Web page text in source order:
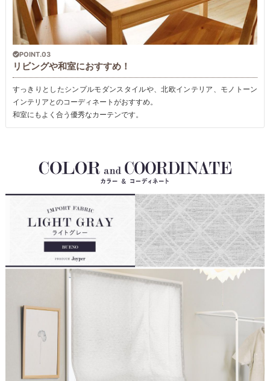
POINT.03
リビングや和室におすすめ！
すっきりとしたシンプルモダンスタイルや、北欧インテリア、モノトーン
インテリアとのコーディネートがおすすめ。
和室にもよく合う優秀なカーテンです。